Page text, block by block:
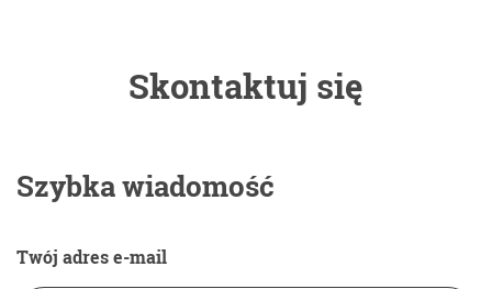
Skontaktuj się
Szybka wiadomość
Twój adres e-mail